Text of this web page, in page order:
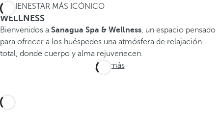
EL BIENESTAR MÁS ICÓNICO
WELLNESS
Bienvenidos a Sanagua Spa & Wellness, un espacio pensado
para ofrecer a los huéspedes una atmósfera de relajación
total, donde cuerpo y alma rejuvenecen.
Ver más